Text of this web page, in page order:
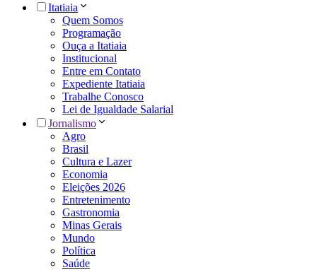
Itatiaia
Quem Somos
Programação
Ouça a Itatiaia
Institucional
Entre em Contato
Expediente Itatiaia
Trabalhe Conosco
Lei de Igualdade Salarial
Jornalismo
Agro
Brasil
Cultura e Lazer
Economia
Eleições 2026
Entretenimento
Gastronomia
Minas Gerais
Mundo
Política
Saúde